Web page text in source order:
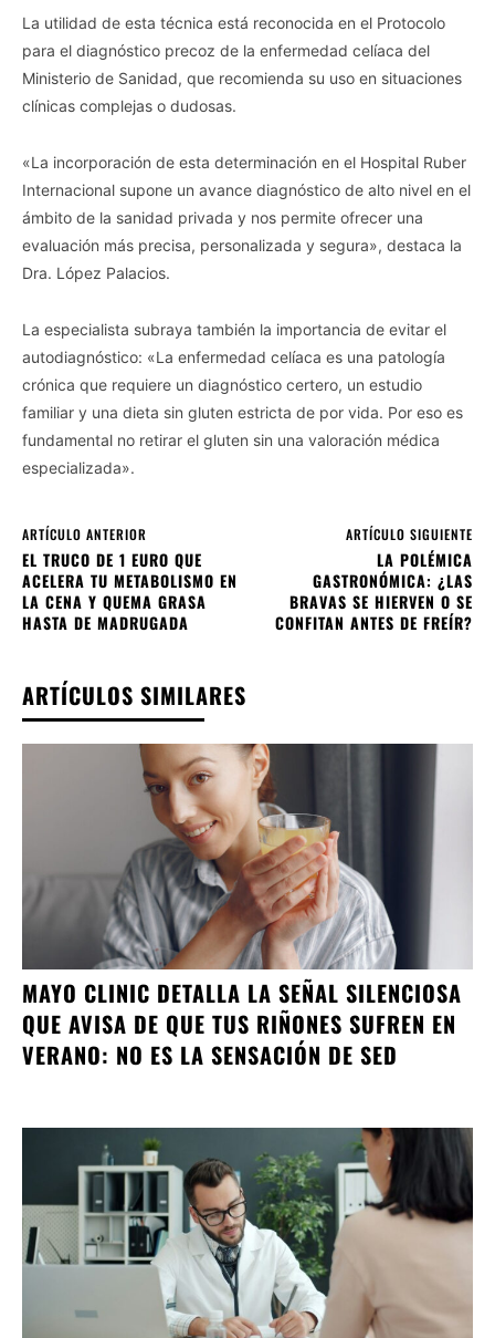
La utilidad de esta técnica está reconocida en el Protocolo
para el diagnóstico precoz de la enfermedad celíaca del
Ministerio de Sanidad, que recomienda su uso en situaciones
clínicas complejas o dudosas.
«La incorporación de esta determinación en el Hospital Ruber
Internacional supone un avance diagnóstico de alto nivel en el
ámbito de la sanidad privada y nos permite ofrecer una
evaluación más precisa, personalizada y segura», destaca la
Dra. López Palacios.
La especialista subraya también la importancia de evitar el
autodiagnóstico: «La enfermedad celíaca es una patología
crónica que requiere un diagnóstico certero, un estudio
familiar y una dieta sin gluten estricta de por vida. Por eso es
fundamental no retirar el gluten sin una valoración médica
especializada».
ARTÍCULO ANTERIOR
EL TRUCO DE 1 EURO QUE
ACELERA TU METABOLISMO EN
LA CENA Y QUEMA GRASA
HASTA DE MADRUGADA
ARTÍCULO SIGUIENTE
LA POLÉMICA
GASTRONÓMICA: ¿LAS
BRAVAS SE HIERVEN O SE
CONFITAN ANTES DE FREÍR?
ARTÍCULOS SIMILARES
MAYO CLINIC DETALLA LA SEÑAL SILENCIOSA
QUE AVISA DE QUE TUS RIÑONES SUFREN EN
VERANO: NO ES LA SENSACIÓN DE SED